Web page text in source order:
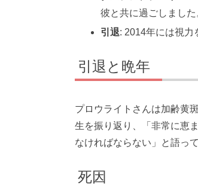
彼と共に過ごしました
引退: 2014年には視力
引退と晩年
プロウライトさんは加齢黄
生を振り返り、「非常に恵
なければならない」と語っ
死因